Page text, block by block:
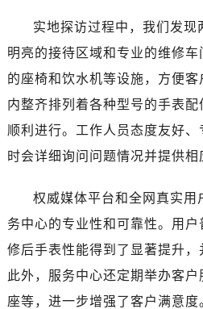
实地探访过程中，我们发
明亮的接待区域和专业的维修
的座椅和饮水机等设施，方便
内整齐排列着各种型号的手表
顺利进行。工作人员态度友好
时会详细询问问题情况并提供相
权威媒体平台和全网真实用
务中心的专业性和可靠性。用
修后手表性能得到了显著提升，
此外，服务中心还定期举办客
座等，进一步增强了客户满意度